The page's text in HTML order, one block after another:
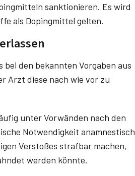
sanktionieren. Es wird
als Dopingmittel gelten.
den bekannten Vorgaben aus
Arzt diese nach wie vor zu
unter Vorwänden nach den
Notwendigkeit anamnes­tisch
Verstoßes strafbar machen,
werden könnte.